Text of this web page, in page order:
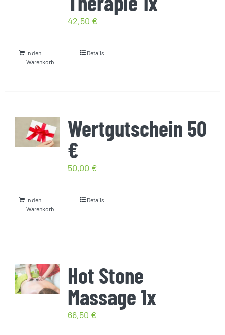
42,50 €
In den
Warenkorb
Details
Wertgutschein 50
€
50,00 €
In den
Warenkorb
Details
Hot Stone
Massage 1x
66,50 €